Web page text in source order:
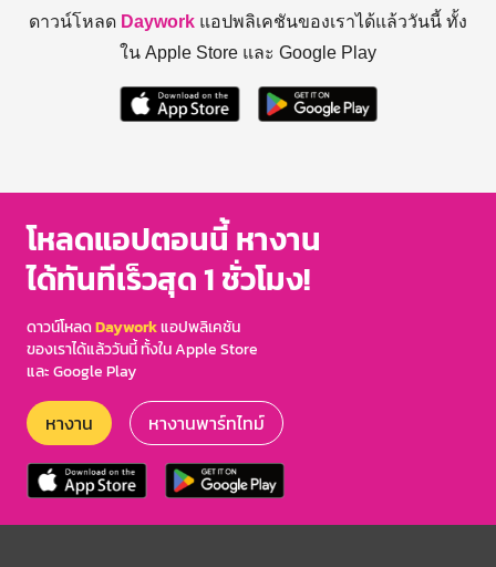
ดาวน์โหลด Daywork แอปพลิเคชันของเราได้แล้ววันนี้ ทั้ง
ใน Apple Store และ Google Play
โหลดแอปตอนนี้ หางาน
ได้ทันทีเร็วสุด 1 ชั่วโมง!
ดาวน์โหลดDayworkแอปพลิเคชัน
ของเราได้แล้ววันนี้ ทั้งใน Apple Store
และ Google Play
หางาน หางานพาร์ทไทม์